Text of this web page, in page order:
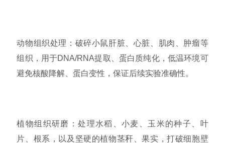
动物组织处理：破碎小鼠肝脏、心脏、肌肉、肿瘤等
组织，用于DNA/RNA提取、蛋白质纯化，低温环境可
避免核酸降解、蛋白变性，保证后续实验准确性。
植物组织研磨：处理水稻、小麦、玉米的种子、叶
片、根系，以及坚硬的植物茎秆、果实，打破细胞壁